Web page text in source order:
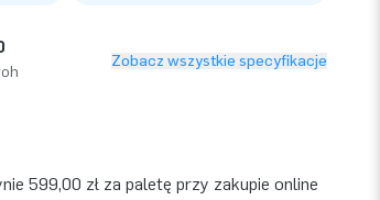
Zobacz wszystkie specyfikacje
599,00 zł za paletę przy zakupie online